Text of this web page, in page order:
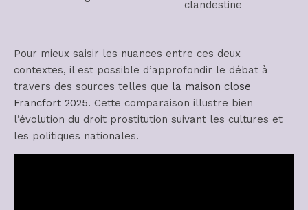
clandestine
Pour mieux saisir les nuances entre ces deux
contextes, il est possible d’approfondir le débat à
travers des sources telles que la maison close
Francfort 2025. Cette comparaison illustre bien
l’évolution du droit prostitution suivant les cultures et
les politiques nationales.